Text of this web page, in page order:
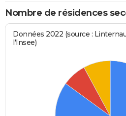
Nombre de résidences
Données 2022 (source :
l'Insee)